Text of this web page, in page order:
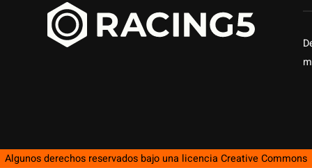
Algunos derechos reservados bajo una licencia Creative Commons